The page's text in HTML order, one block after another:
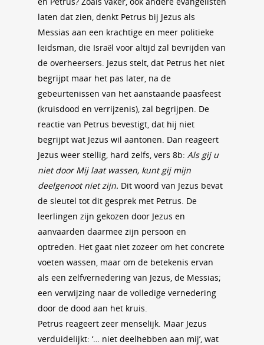
laten dat zien, denkt Petrus bij Jezus als
Messias aan een krachtige en meer politieke
leidsman, die Israël voor altijd zal bevrijden van
de overheersers. Jezus stelt, dat Petrus het niet
begrijpt maar het pas later, na de
gebeurtenissen van het aanstaande paasfeest
(kruisdood en verrijzenis), zal begrijpen. De
reactie van Petrus bevestigt, dat hij niet
begrijpt wat Jezus wil aantonen. Dan reageert
Jezus weer stellig, hard zelfs, vers 8b: Als gij u
niet door Mij laat wassen, kunt gij mijn
deelgenoot niet zijn. Dit woord van Jezus bevat
de sleutel tot dit gesprek met Petrus. De
leerlingen zijn gekozen door Jezus en
aanvaarden daarmee zijn persoon en
optreden. Het gaat niet zozeer om het concrete
voeten wassen, maar om de betekenis ervan
als een zelfvernedering van Jezus, de Messias;
een verwijzing naar de volledige vernedering
door de dood aan het kruis.
Petrus reageert zeer menselijk. Maar Jezus
verduidelijkt: ‘… niet deelhebben aan mij’, wat